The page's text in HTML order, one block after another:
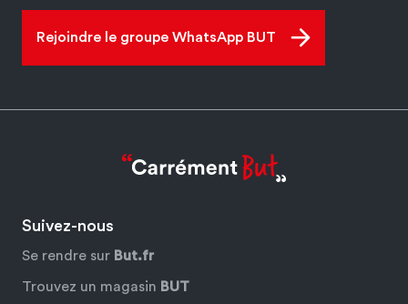
Rejoindre le groupe WhatsApp BUT
Suivez-nous
Se rendre sur But.fr
Trouvez un magasin BUT